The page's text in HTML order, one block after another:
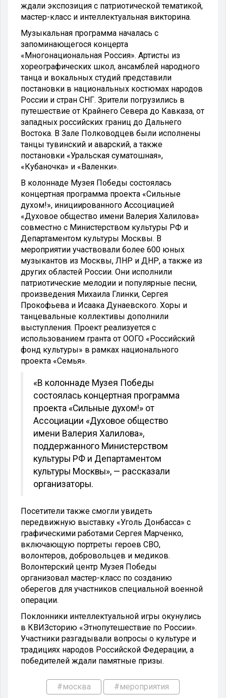
ждали экспозиция с патриотической тематикой,
мастер-класс и интеллектуальная викторина.
Музыкальная программа началась с
запоминающегося концерта
«Многонациональная Россия». Артисты из
хореографических школ, ансамблей народного
танца и вокальных студий представили
постановки в национальных костюмах народов
России и стран СНГ. Зрители погрузились в
путешествие от Крайнего Севера до Кавказа, от
западных российских границ до Дальнего
Востока. В Зале Полководцев были исполнены
танцы тувинский и аварский, а также
постановки «Уральская суматошная»,
«Кубаночка» и «Валенки».
В колоннаде Музея Победы состоялась
концертная программа проекта «Сильные
духом!», инициированного Ассоциацией
«Духовое общество имени Валерия Халилова»
совместно с Министерством культуры РФ и
Департаментом культуры Москвы. В
мероприятии участвовали более 600 юных
музыкантов из Москвы, ЛНР и ДНР, а также из
других областей России. Они исполнили
патриотические мелодии и популярные песни,
произведения Михаила Глинки, Сергея
Прокофьева и Исаака Дунаевского. Хоры и
танцевальные коллективы дополнили
выступления. Проект реализуется с
использованием гранта от ООГО «Российский
фонд культуры» в рамках национального
проекта «Семья».
«В колоннаде Музея Победы
состоялась концертная программа
проекта «Сильные духом!» от
Ассоциации «Духовое общество
имени Валерия Халилова»,
поддержанного Министерством
культуры РФ и Департаментом
культуры Москвы», — рассказали
организаторы.
Посетители также смогли увидеть
передвижную выставку «Уголь Донбасса» с
графическими работами Сергея Марченко,
включающую портреты героев СВО,
волонтеров, добровольцев и медиков.
Волонтерский центр Музея Победы
организовал мастер-класс по созданию
оберегов для участников специальной военной
операции.
Поклонники интеллектуальной игры окунулись
в КВИЗсторию «Этнопутешествие по России».
Участники разгадывали вопросы о культуре и
традициях народов Российской Федерации, а
победителей ждали памятные призы.
#москва #мероприятия